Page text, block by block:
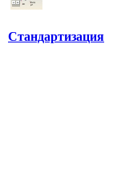
Стандартизация